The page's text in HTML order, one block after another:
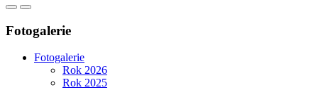
Fotogalerie
Fotogalerie
Rok 2026
Rok 2025